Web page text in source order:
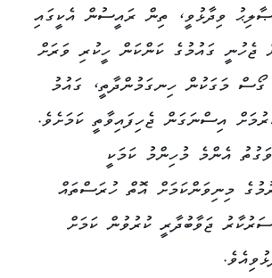
ވިދާޅުވީ، ތިން ރައީސުން އެކީގައި
ޖެހުނީ ގައުމުގެ ކަންކަން ހީކުރި ވަރަށް
މަގަކުން ހިނގަމުންދާތީ، ގައުމު
އިސްނަގަން ޖެހިފައިވާތީ ކަމަށެވެ.
އެންމެ މުހިންމު ކަމަކީ
މިނިވަންކަމަށް އޮތް ހުރަސްތައް
ޖަވާބުދާރީ ކުރުވުން ކަމަށް